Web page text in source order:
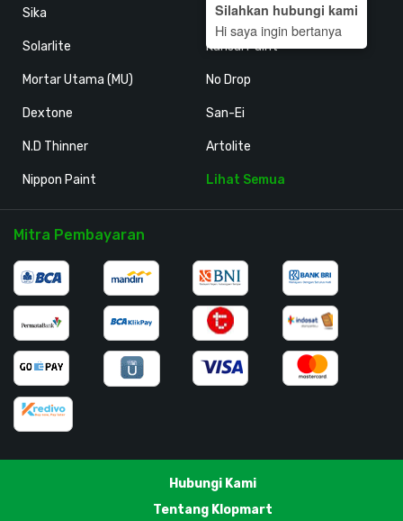
Sika
Solarlite
Mortar Utama (MU)
Dextone
N.D Thinner
Nippon Paint
Holodeck
Kansai Paint
No Drop
San-Ei
Artolite
Lihat Semua
Mitra Pembayaran
Hubungi Kami
Tentang Klopmart
Silahkan hubungi kami
Hi saya ingin bertanya